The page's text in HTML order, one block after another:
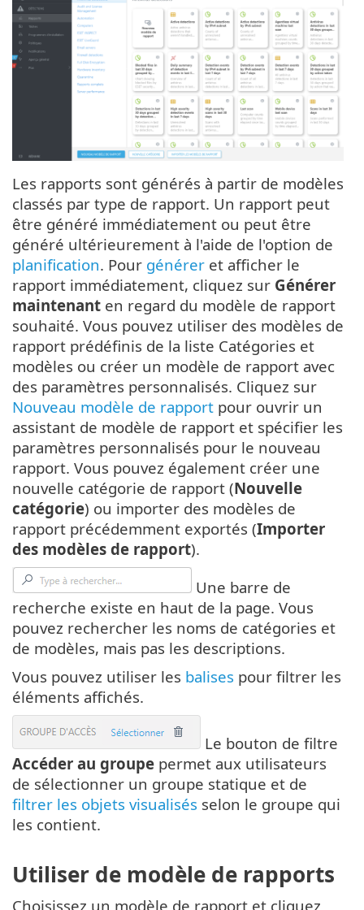
Les rapports sont générés à partir de modèles
classés par type de rapport. Un rapport peut
être généré immédiatement ou peut être
généré ultérieurement à l'aide de l'option de
planification. Pour générer et afficher le
rapport immédiatement, cliquez sur Générer
maintenant en regard du modèle de rapport
souhaité. Vous pouvez utiliser des modèles de
rapport prédéfinis de la liste Catégories et
modèles ou créer un modèle de rapport avec
des paramètres personnalisés. Cliquez sur
Nouveau modèle de rapport pour ouvrir un
assistant de modèle de rapport et spécifier les
paramètres personnalisés pour le nouveau
rapport. Vous pouvez également créer une
nouvelle catégorie de rapport (Nouvelle
catégorie) ou importer des modèles de
rapport précédemment exportés (Importer
des modèles de rapport).
Une barre de
recherche existe en haut de la page. Vous
pouvez rechercher les noms de catégories et
de modèles, mais pas les descriptions.
Vous pouvez utiliser les balises pour filtrer les
éléments affichés.
Le bouton de filtre
Accéder au groupe permet aux utilisateurs
de sélectionner un groupe statique et de
filtrer les objets visualisés selon le groupe qui
les contient.
Utiliser de modèle de rapports
Choisissez un modèle de rapport et cliquez